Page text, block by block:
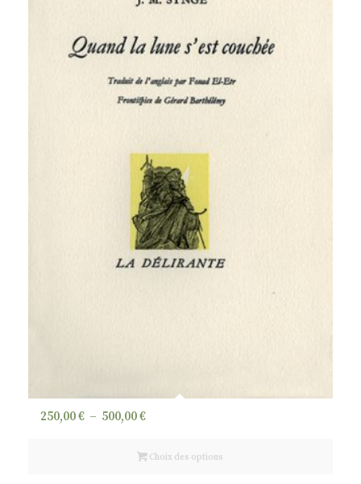
250,00€ – 500,00€Plage
prix :
Choix des options